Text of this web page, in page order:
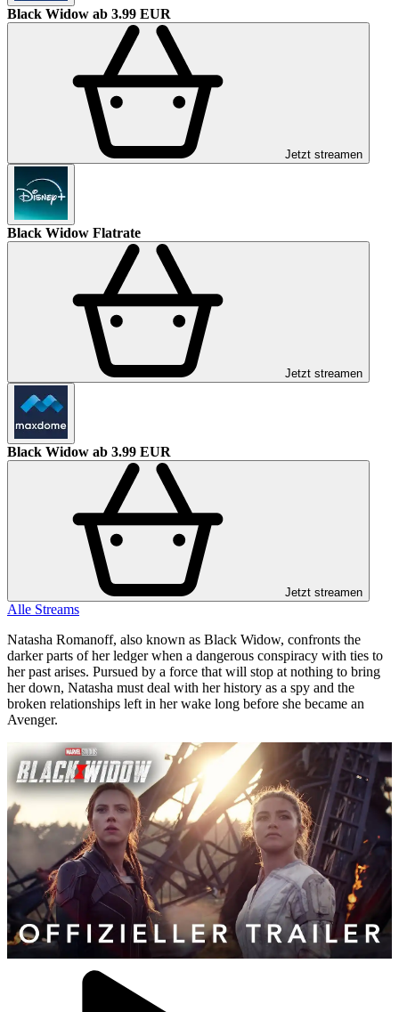
Black Widow ab 3.99 EUR
Jetzt streamen
Black Widow Flatrate
Jetzt streamen
Black Widow ab 3.99 EUR
Jetzt streamen
Alle Streams
Natasha Romanoff, also known as Black Widow, confronts the
darker parts of her ledger when a dangerous conspiracy with ties to
her past arises. Pursued by a force that will stop at nothing to bring
her down, Natasha must deal with her history as a spy and the
broken relationships left in her wake long before she became an
Avenger.